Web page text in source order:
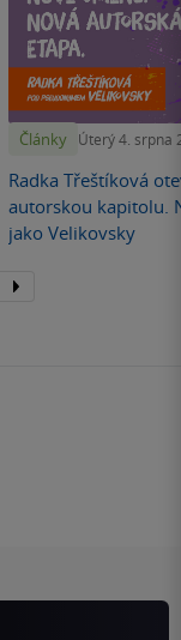
Články Úterý 4. srpna
Radka Třeštíková
autorskou kapitolu.
jako Velikovsky